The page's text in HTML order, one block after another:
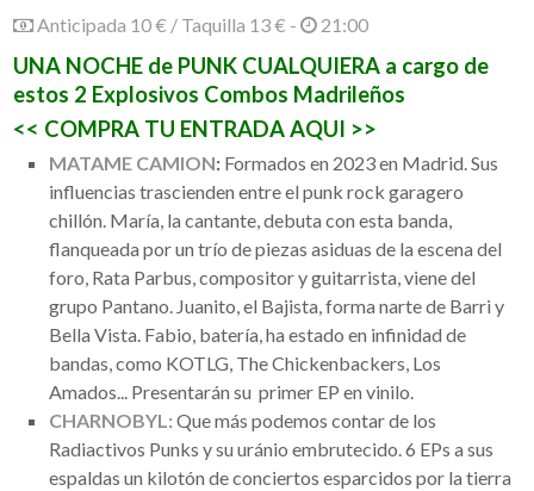
Anticipada 10 € / Taquilla 13 € - 21:00
UNA NOCHE de PUNK CUALQUIERA a cargo de
estos 2 Explosivos Combos Madrileños
<< COMPRA TU ENTRADA AQUI >>
MATAME CAMION: Formados en 2023 en Madrid. Sus
influencias trascienden entre el punk rock garagero
chillón. María, la cantante, debuta con esta banda,
flanqueada por un trío de piezas asiduas de la escena del
foro, Rata Parbus, compositor y guitarrista, viene del
grupo Pantano. Juanito, el Bajista, forma narte de Barri y
Bella Vista. Fabio, batería, ha estado en infinidad de
bandas, como KOTLG, The Chickenbackers, Los
Amados... Presentarán su primer EP en vinilo.
CHARNOBYL:Que más podemos contar de los
Radiactivos Punks y su uránio embrutecido. 6 EPs a sus
espaldas un kilotón de conciertos esparcidos por la tierra